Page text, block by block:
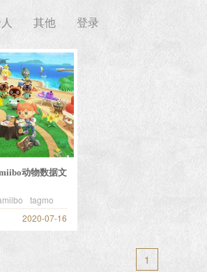
其他 登录
动物数据文
tagmo
2020-07-16
1